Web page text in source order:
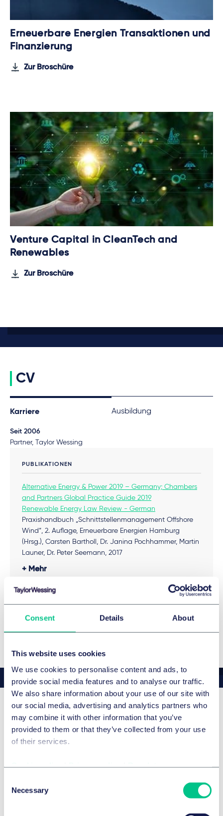
Consent Details About
This website uses cookies
We use cookies to personalise content and ads, to
provide social media features and to analyse our traffic.
We also share information about your use of our site with
our social media, advertising and analytics partners who
may combine it with other information that you’ve
provided to them or that they’ve collected from your use
of their services.
Selection
Necessary
Erneuerbare Energien Transaktionen und
Finanzierung
Zur Broschüre
Venture Capital in CleanTech and
Renewables
Zur Broschüre
CV
Karriere Ausbildung
Seit 2006
Partner, Taylor Wessing
PUBLIKATIONEN
Alternative Energy & Power 2019 – Germany; Chambers
and Partners Global Practice Guide 2019
Renewable Energy Law Review - German
Praxishandbuch „Schnittstellenmanagement Offshore
Wind“, 2. Auflage, Erneuerbare Energien Hamburg
(Hrsg.), Carsten Bartholl, Dr. Janina Pochhammer, Martin
Launer, Dr. Peter Seemann, 2017
National and International Finance Investors:
portfolios, photo-voltaic projects, biogas projects etc
Banks: Financing of various national and international
Energy generators: Acquisition of various wind park
projects and wind park portfolios
Advising on diverse transactions in Germany and
Mehr
FREMDSPRACHEN
Awards